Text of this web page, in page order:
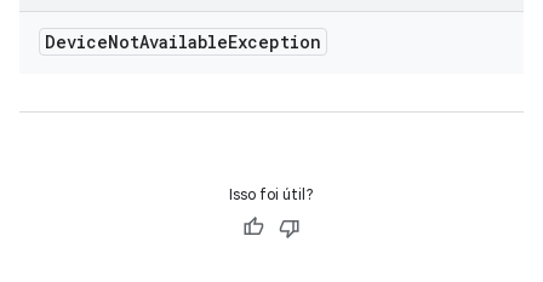
DeviceNotAvailableException
Isso foi útil?